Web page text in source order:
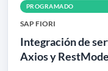
PROGRAMADO
SAP FIORI
Integración de
Axios y